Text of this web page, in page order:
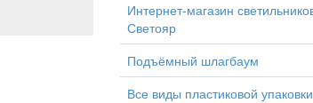
Интернет-магазин светильников
Светояр
подъёмный шлагбаум
все виды пластиковой упаковки